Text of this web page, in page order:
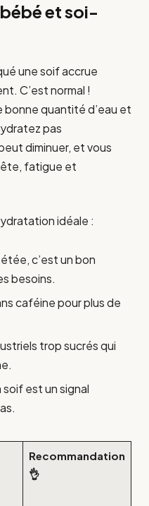
et soi-
une soif accrue
C’est normal !
bonne quantité d’eau et
pas
diminuer, et vous
fatigue et
idéale :
c’est un bon
besoins.
caféine pour plus de
trop sucrés qui
est un signal
Recommandation
👌